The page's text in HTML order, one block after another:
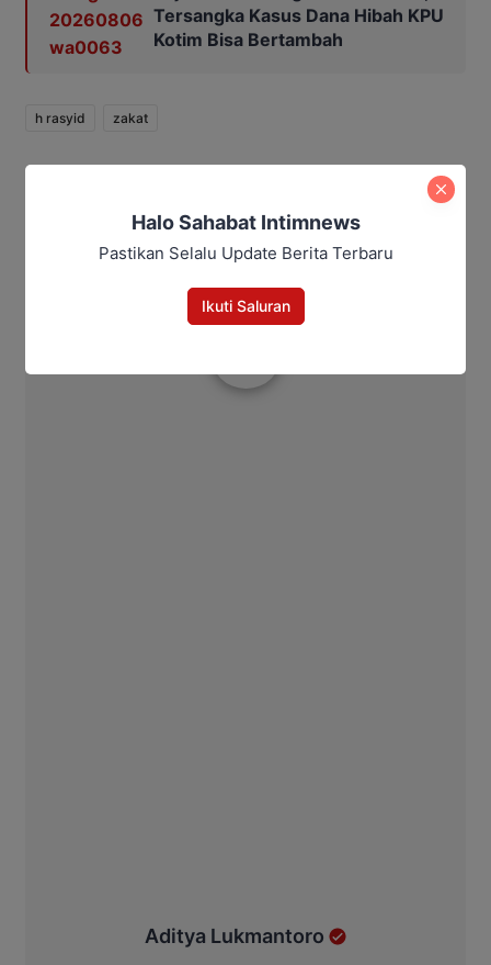
Tersangka Kasus Dana Hibah KPU
Kotim Bisa Bertambah
h rasyid zakat
Bagikan
Aditya Lukmantoro
Halo Sahabat Intimnews
Pastikan Selalu Update Berita Terbaru
Ikuti Saluran